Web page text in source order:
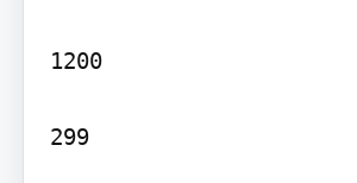
1200
299